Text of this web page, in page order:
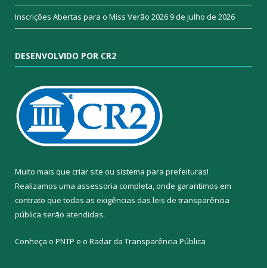
Inscrições Abertas para o Miss Verão 20269 de julho de 2026
DESENVOLVIDO POR CR2
Muito mais que criar site ou sistema para prefeituras!
Realizamos uma assessoria completa, onde garantimos em
contrato que todas as exigências das leis de transparência
pública serão atendidas.
Conheça o PNTP e o Radar da Transparência Pública